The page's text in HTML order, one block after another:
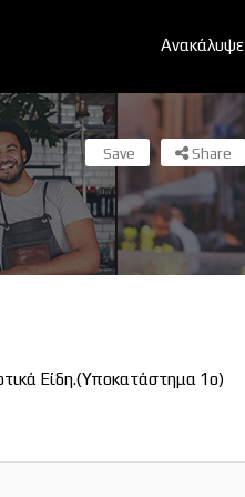
Ανακάλυψε
Share
Save
Είδη.(Υποκατάστημα 1ο)